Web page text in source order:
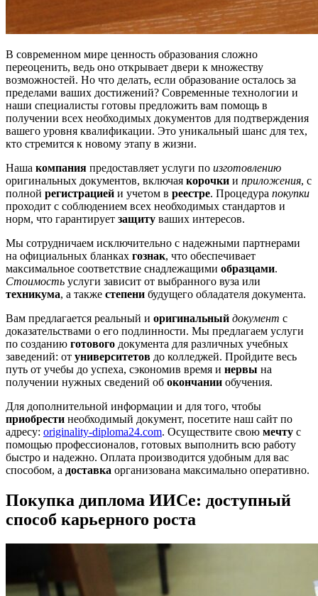
В современном мире ценность образования сложно
переоценить, ведь оно открывает двери к множеству
возможностей. Но что делать, если образование осталось за
пределами ваших достижений? Современные технологии и
наши специалисты готовы предложить вам помощь в
получении всех необходимых документов для подтверждения
вашего уровня квалификации. Это уникальный шанс для тех,
кто стремится к новому этапу в жизни.
Наша компания предоставляет услуги по изготовлению
оригинальных документов, включая корочки и приложения, с
полной регистрацией и учетом в реестре. Процедура покупки
проходит с соблюдением всех необходимых стандартов и
норм, что гарантирует защиту ваших интересов.
Мы сотрудничаем исключительно с надежными партнерами
на официальных бланках гознак, что обеспечивает
максимальное соответствие снадлежащими образцами.
Стоимость услуги зависит от выбранного вуза или
техникума, а также степени будущего обладателя документа.
Вам предлагается реальный и оригинальный документ с
доказательствами о его подлинности. Мы предлагаем услуги
по созданию готового документа для различных учебных
заведений: от университетов до колледжей. Пройдите весь
путь от учебы до успеха, сэкономив время и нервы на
получении нужных сведений об окончании обучения.
Для дополнительной информации и для того, чтобы
приобрести необходимый документ, посетите наш сайт по
адресу: originality-diploma24.com. Осуществите свою мечту с
помощью профессионалов, готовых выполнить всю работу
быстро и надежно. Оплата производится удобным для вас
способом, а доставка организована максимально оперативно.
Покупка диплома ИИСе: доступный
способ карьерного роста